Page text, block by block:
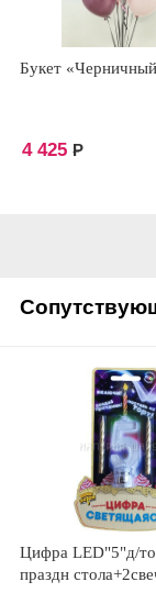
Букет
4 425 Р
Цифра LED"5"д/
праздн